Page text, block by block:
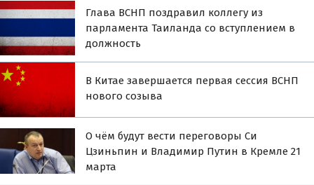
Глава ВСНП поздравил коллегу из
парламента Таиланда со вступлением в
должность
В Китае завершается первая сессия ВСНП
нового созыва
О чём будут вести переговоры Си
Цзиньпин и Владимир Путин в Кремле 21
марта